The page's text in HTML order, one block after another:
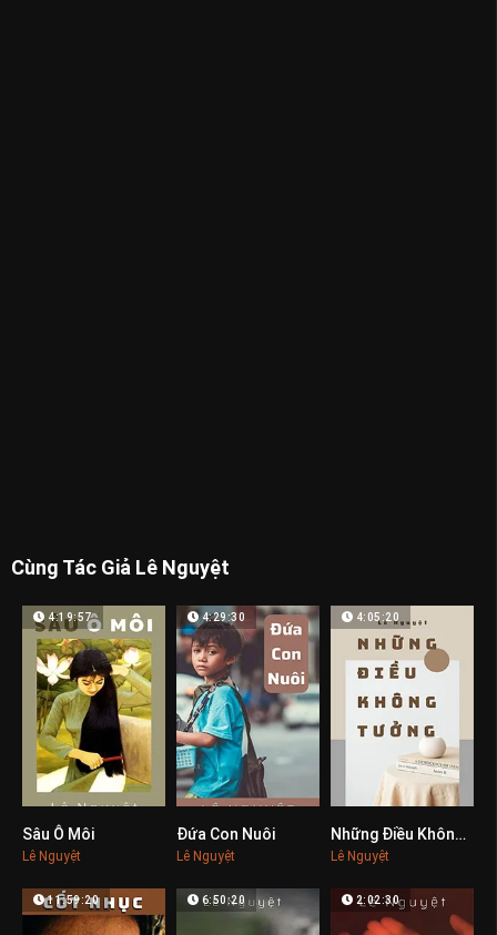
Cùng Tác Giả Lê Nguyệt
4:19:57
Sâu Ô Môi
Lê Nguyệt
4:29:30
Đứa Con Nuôi
Lê Nguyệt
0
4:05:20
Những Điều Không Tưởng
Lê Nguyệt
11:59:20 6:50:20 2:02:30